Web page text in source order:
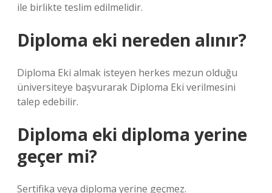
ile birlikte teslim edilmelidir.
Diploma eki nereden alınır?
Diploma Eki almak isteyen herkes mezun olduğu
üniversiteye başvurarak Diploma Eki verilmesini
talep edebilir.
Diploma eki diploma yerine
geçer mi?
Sertifika veya diploma yerine geçmez.